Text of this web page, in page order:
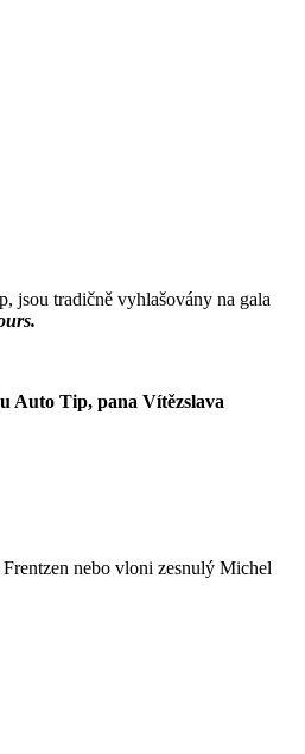
jsou tradičně vyhlašovány na gala
Auto Tip, pana Vítězslava
nebo vloni zesnulý Michel